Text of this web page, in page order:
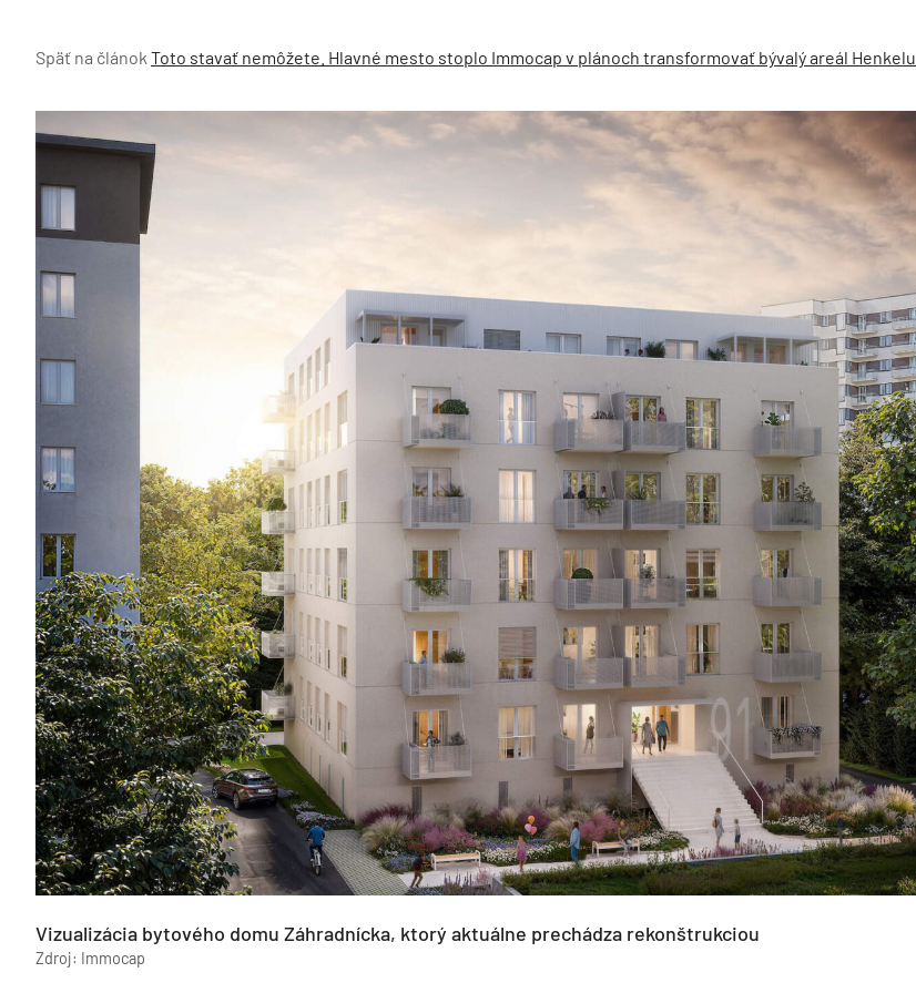
Späť na článok Toto stavať nemôžete. Hlavné mesto stoplo Immocap v plánoch transformovať bývalý areál Henkelu
Vizualizácia bytového domu Záhradnícka, ktorý aktuálne prechádza rekonštrukciou
Zdroj: Immocap